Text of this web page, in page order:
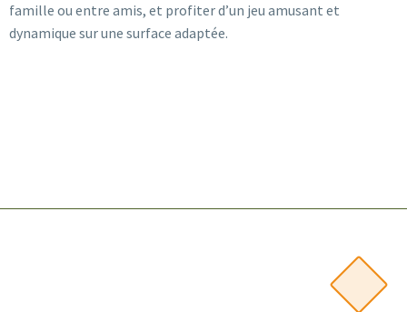
famille ou entre amis, et profiter d’un jeu amusant et
dynamique sur une surface adaptée.